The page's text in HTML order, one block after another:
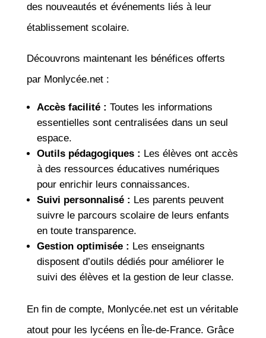
des nouveautés et événements liés à leur
établissement scolaire.
Découvrons maintenant les bénéfices offerts
par Monlycée.net :
Accès facilité : Toutes les informations
essentielles sont centralisées dans un seul
espace.
Outils pédagogiques : Les élèves ont accès
à des ressources éducatives numériques
pour enrichir leurs connaissances.
Suivi personnalisé : Les parents peuvent
suivre le parcours scolaire de leurs enfants
en toute transparence.
Gestion optimisée : Les enseignants
disposent d’outils dédiés pour améliorer le
suivi des élèves et la gestion de leur classe.
En fin de compte, Monlycée.net est un véritable
atout pour les lycéens en Île-de-France. Grâce